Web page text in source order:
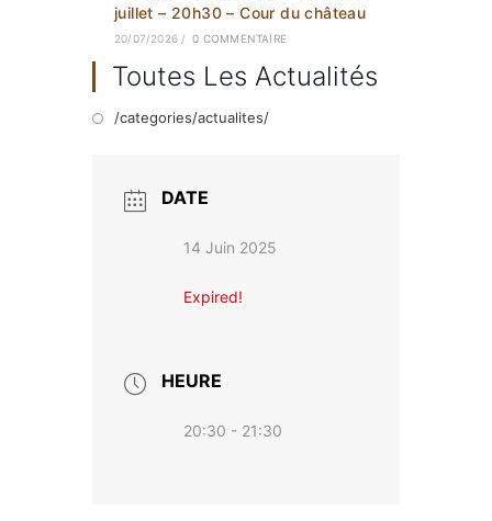
juillet – 20h30 – Cour du château
20/07/2026 / 0 COMMENTAIRE
Toutes Les Actualités
/categories/actualites/
DATE
14 Juin 2025
Expired!
HEURE
20:30 - 21:30